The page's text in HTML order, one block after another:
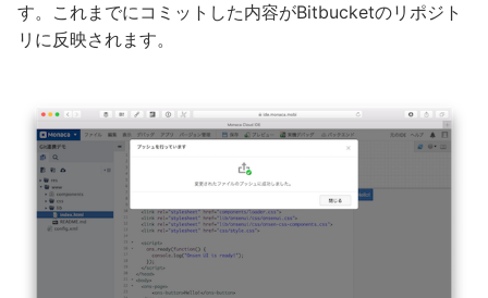
す。これまでにコミットした内容がBitbucketのリポジト
リに反映されます。